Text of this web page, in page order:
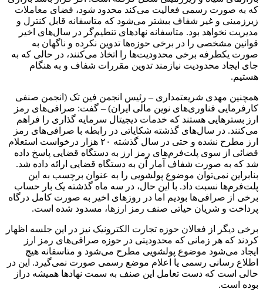
که به صورت رسمی فعالیت می‌کند محدود شود، فضای معاملات
زیرزمینی و غیر شفاف بیشتر می‌شود که متاسفانه قابل کنترل و
مدیریت نخواهد بود. متاسفانه نهادهای تنطیم‌گر در سال‌های اخیر
قوانین مشخصی را در برخی حوزه‌ها تدوین نکرده و ناگهان به
صورت یکطرفه برخی محدودیت‌ها را اتخاذ می‌کنند، در حالی که به
جای ایجاد محدودیت نیازمند تدوین مقررات شفاف و به هنگام
هستیم.
همچنین مهدی شریعتمداری – رئیس انجمن فین تک (انجمن صنفی
کارفرمایی فناوری‌های نوین مالی ایران) – گفت: صرافی‌های رمز
ارز بسترهایی هستند که خدمات دیجیتال سرمایه گذاری را فراهم
می‌کنند. در سال‌های گذشته شکایاتی در رابطه با صرافی‌های رمز
ارز مطرح نشده و حتی در سال گذشته ۲۰ هزار درخواست استعلام
قضائی از سوی پلت‌فرم‌های رمز ارز به دستگاه قضایی پاسخ داده
شد که به صورت شفاف آمار آن به دستگاه قضایی ارائه داده شد.
بنابراین نمی‌توان موضوع پولشویی را به عنوان برچسب به این
پلت‌فرم‌ها نسبت داد. با این حال، در سه ماه گذشته یک بار حساب
برخی از صرافی‌ها بودیم اما در روزهای اخیر به صورت کامل درگاه
پرداخت و شریان حیاتی صنف رمز ارزها، مسدود شده است.
برخی دیگر از فعالان حوزه تجارت الکترونیک نیز در این جلسه اظهار
کردند که هر زمانی که محدودیتی در حوزه صرافی‌های رمز ارز
ایجاد می‌شود موضوع پولشویی مطرح می‌شود و متاسفانه هیچ
اطلاع رسانی رسمی یا اعلام موضع رسمی صورت نمی‌گیرد. این در
حالی است که دست تعامل این صنف به سمت نهادها همیشه دراز
بوده است.